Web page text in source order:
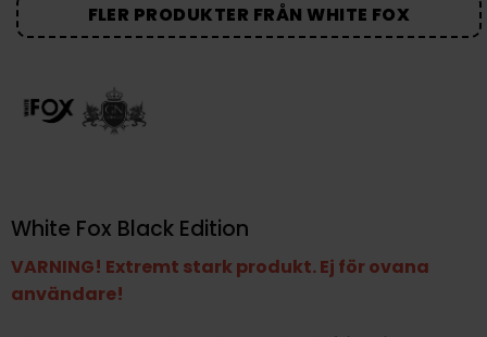
FLER PRODUKTER FRÅN WHITE FOX
White Fox Black Edition
VARNING! Extremt stark produkt. Ej för ovana
användare!